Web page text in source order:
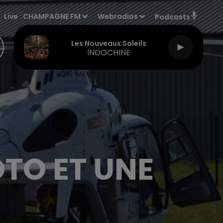
Live :CHAMPAGNE FM Webradios Podcasts
Les Nouveaux Soleils
INDOCHINE
ET UNE